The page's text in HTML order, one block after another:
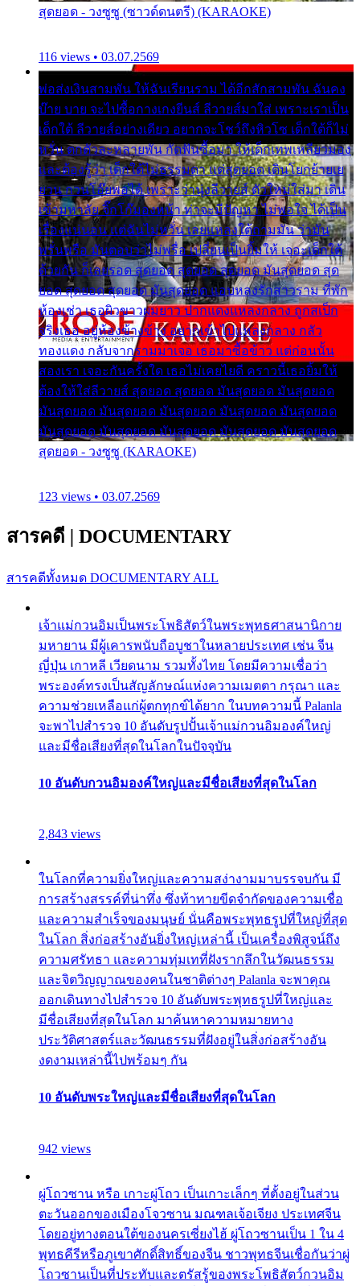
สุดยอด - วงซูซู (ซาวด์ดนตรี) (KARAOKE)
116 views • 03.07.2569
พ่อส่งเงินสามพัน ให้ฉันเรียนราม ได้อีกสักสามพัน ฉันคง
บ๊าย บาย จะไปซื้อกางเกงยีนส์ ลีวายส์มาใส่ เพราะเราเป็น
เด็กใต้ ลีวายส์อย่างเดียว อยากจะโชว์ถึงหิวโซ เด็กใต้ก็ไม่
หวั่น ตกตัวละหลายพัน กัดฟันซื้อมา ให้เด็กเทพเหลียวมอง
และต้องรู้ว่า เด็กใต้ไม่ธรรมดา แต่สุดยอด เดินโยกย้ายเย
ยวน กวนโอ๊ยพอได้ เพราะว่านุ่งลีวายส์ ตัวใหม่ใส่มา เดิน
เข้ามหาลัย จิ๊กโก๊มองหน้า ท่าจะมีปัญหา ไม่พอใจ ได้เป็น
เรื่องแน่นอน แต่ฉันไม่หวั่น เลยแหลงใต้ถามมัน ว่ามัน
พรั่นพรือ มันตอบว่าไม่พรื่อ เปลี่ยนเป็นยิ้มให้ เจอะเด็กใต้
ด้วยกัน ก็เลยรอด สุดยอด สุดยอด สุดยอด มันสุดยอด สุด
ยอด สุดยอด สุดยอด มันสุดยอด แอบหลงรักสาวราม ที่พัก
ห้องเช่า เธอผิวขาวผมยาว ปากแดงแหลงกลาง ถูกสเป็ก
จริงเธอ อยู่ห้องข้างข้าง อยากเข้าไปแหลงกลาง กลัว
ทองแดง กลับจากรามมาเจอ เธอมาซื้อข้าว แต่ก่อนนั้น
สองเรา เจอะกันครั้งใด เธอไม่เคยไยดี คราวนี้เธอยิ้มให้
ต้องให้ใส่ลีวายส์ สุดยอด สุดยอด มันสุดยอด มันสุดยอด
มันสุดยอด มันสุดยอด มันสุดยอด มันสุดยอด มันสุดยอด
มันสุดยอด มันสุดยอด มันสุดยอด มันสุดยอด มันสุดยอด
สุดยอด - วงซูซู (KARAOKE)
123 views • 03.07.2569
สารคดี | DOCUMENTARY
สารคดีทั้งหมด DOCUMENTARY ALL
เจ้าแม่กวนอิมเป็นพระโพธิสัตว์ในพระพุทธศาสนานิกาย
มหายาน มีผู้เคารพนับถือบูชาในหลายประเทศ เช่น จีน
ญี่ปุ่น เกาหลี เวียดนาม รวมทั้งไทย โดยมีความเชื่อว่า
พระองค์ทรงเป็นสัญลักษณ์แห่งความเมตตา กรุณา และ
ความช่วยเหลือแก่ผู้ตกทุกข์ได้ยาก ในบทความนี้ Palanla
จะพาไปสำรวจ 10 อันดับรูปปั้นเจ้าแม่กวนอิมองค์ใหญ่
และมีชื่อเสียงที่สุดในโลกในปัจจุบัน
10 อันดับกวนอิมองค์ใหญ่และมีชื่อเสียงที่สุดในโลก
2,843 views
ในโลกที่ความยิ่งใหญ่และความสง่างามมาบรรจบกัน มี
การสร้างสรรค์ที่น่าทึ่ง ซึ่งท้าทายขีดจำกัดของความเชื่อ
และความสำเร็จของมนุษย์ นั่นคือพระพุทธรูปที่ใหญ่ที่สุด
ในโลก สิ่งก่อสร้างอันยิ่งใหญ่เหล่านี้ เป็นเครื่องพิสูจน์ถึง
ความศรัทธา และความทุ่มเทที่ฝังรากลึกในวัฒนธรรม
และจิตวิญญาณของคนในชาติต่างๆ Palanla จะพาคุณ
ออกเดินทางไปสำรวจ 10 อันดับพระพุทธรูปที่ใหญ่และ
มีชื่อเสียงที่สุดในโลก มาค้นหาความหมายทาง
ประวัติศาสตร์และวัฒนธรรมที่ฝังอยู่ในสิ่งก่อสร้างอัน
งดงามเหล่านี้ไปพร้อมๆ กัน
10 อันดับพระใหญ่และมีชื่อเสียงที่สุดในโลก
942 views
ผู่โถวซาน หรือ เกาะผู่โถว เป็นเกาะเล็กๆ ที่ตั้งอยู่ในส่วน
ตะวันออกของเมืองโจวซาน มณฑลเจ้อเจียง ประเทศจีน
โดยอยู่ทางตอนใต้ของนครเซี่ยงไฮ้ ผู่โถวซานเป็น 1 ใน 4
พุทธคีรีหรือภูเขาศักดิ์สิทธิ์ของจีน ชาวพุทธจีนเชื่อกันว่าผู่
โถวซานเป็นที่ประทับและตรัสรู้ของพระโพธิสัตว์กวนอิม